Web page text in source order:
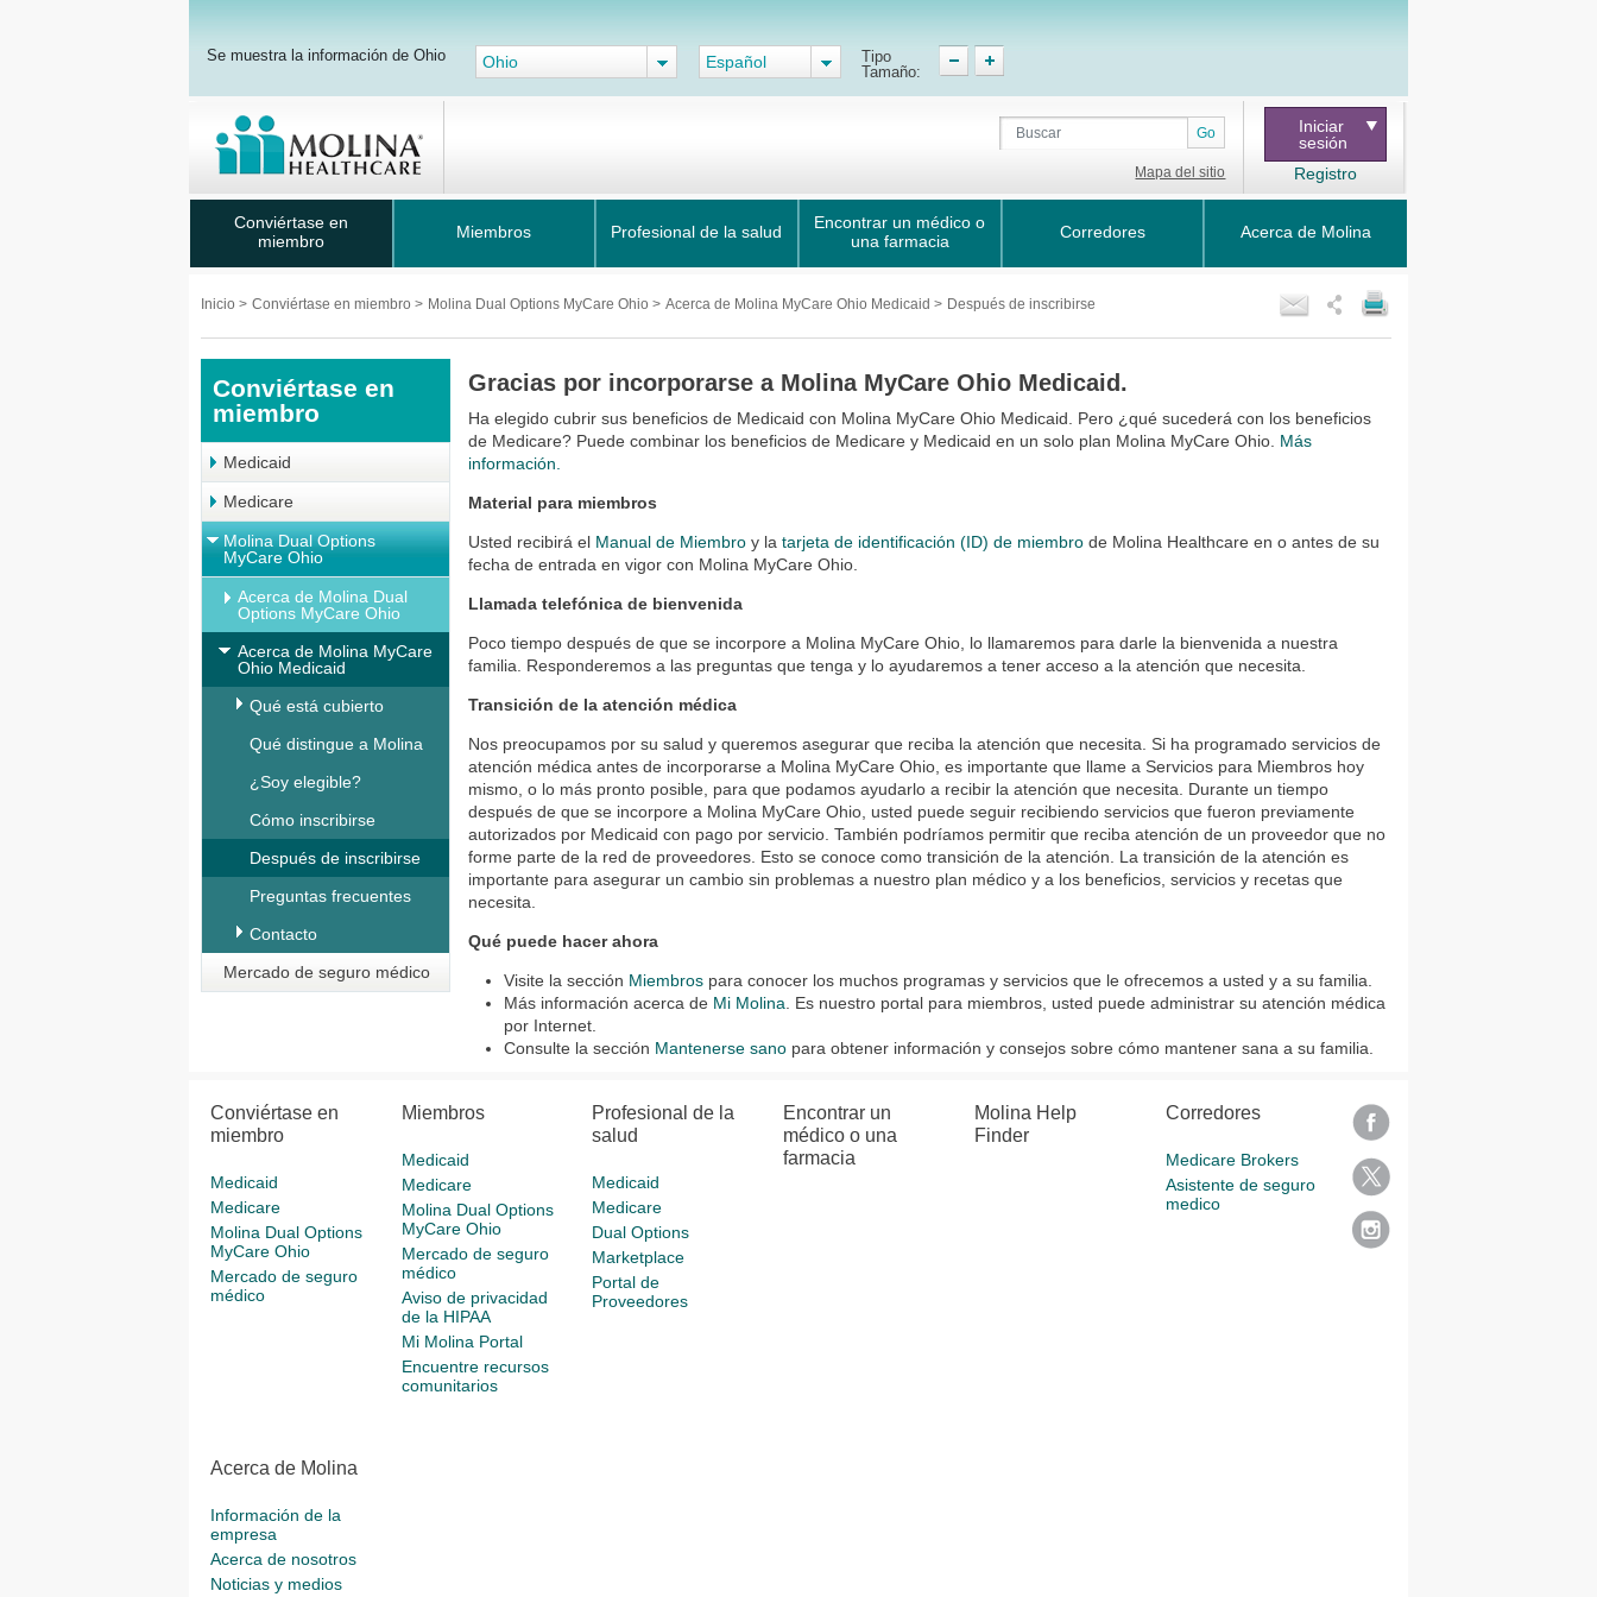
Se muestra la información de Ohio Ohio Español
Tipo
Tamaño:
Go
Mapa del sitio
Iniciar
sesión
Registro
Conviértase en
miembro
Miembros Profesional de la salud
Encontrar un médico o
una farmacia
Corredores Acerca de Molina
Inicio > Conviértase en miembro > Molina Dual Options MyCare Ohio > Acerca de Molina MyCare Ohio Medicaid > Después de inscribirse
Conviértase en
miembro
Medicaid
Medicare
Molina Dual Options
MyCare Ohio
Acerca de Molina Dual
Options MyCare Ohio
Acerca de Molina MyCare
Ohio Medicaid
Qué está cubierto
Qué distingue a Molina
¿Soy elegible?
Cómo inscribirse
Después de inscribirse
Preguntas frecuentes
Contacto
Mercado de seguro médico
Gracias por incorporarse a Molina MyCare Ohio Medicaid.
Ha elegido cubrir sus beneficios de Medicaid con Molina MyCare Ohio Medicaid. Pero ¿qué sucederá con los beneficios
de Medicare? Puede combinar los beneficios de Medicare y Medicaid en un solo plan Molina MyCare Ohio. Más
información.
Material para miembros
Usted recibirá el Manual de Miembroy latarjeta de identificación (ID) de miembro de Molina Healthcare en o antes de su
fecha de entrada en vigor con Molina MyCare Ohio.
Llamada telefónica de bienvenida
Poco tiempo después de que se incorpore a Molina MyCare Ohio, lo llamaremos para darle la bienvenida a nuestra
familia. Responderemos a las preguntas que tenga y lo ayudaremos a tener acceso a la atención que necesita.
Transición de la atención médica
Nos preocupamos por su salud y queremos asegurar que reciba la atención que necesita. Si ha programado servicios de
atención médica antes de incorporarse a Molina MyCare Ohio, es importante que llame a Servicios para Miembros hoy
mismo, o lo más pronto posible, para que podamos ayudarlo a recibir la atención que necesita. Durante un tiempo
después de que se incorpore a Molina MyCare Ohio, usted puede seguir recibiendo servicios que fueron previamente
autorizados por Medicaid con pago por servicio. También podríamos permitir que reciba atención de un proveedor que no
forme parte de la red de proveedores. Esto se conoce como transición de la atención. La transición de la atención es
importante para asegurar un cambio sin problemas a nuestro plan médico y a los beneficios, servicios y recetas que
necesita.
Qué puede hacer ahora
Visite la sección Miembros para conocer los muchos programas y servicios que le ofrecemos a usted y a su familia.
Más información acerca de Mi Molina . Es nuestro portal para miembros, usted puede administrar su atención médica
por Internet.
Consulte la sección Mantenerse sano para obtener información y consejos sobre cómo mantener sana a su familia.
Conviértase en
miembro
Medicaid
Medicare
Molina Dual Options
MyCare Ohio
Mercado de seguro
médico
Miembros
Medicaid
Medicare
Molina Dual Options
MyCare Ohio
Mercado de seguro
médico
Aviso de privacidad
de la HIPAA
Mi Molina Portal
Encuentre recursos
comunitarios
Profesional de la
salud
Medicaid
Medicare
Dual Options
Marketplace
Portal de
Proveedores
Encontrar un
médico o una
farmacia
Molina Help
Finder
Corredores
Medicare Brokers
Asistente de seguro
medico
Acerca de Molina
Información de la
empresa
Acerca de nosotros
Noticias y medios